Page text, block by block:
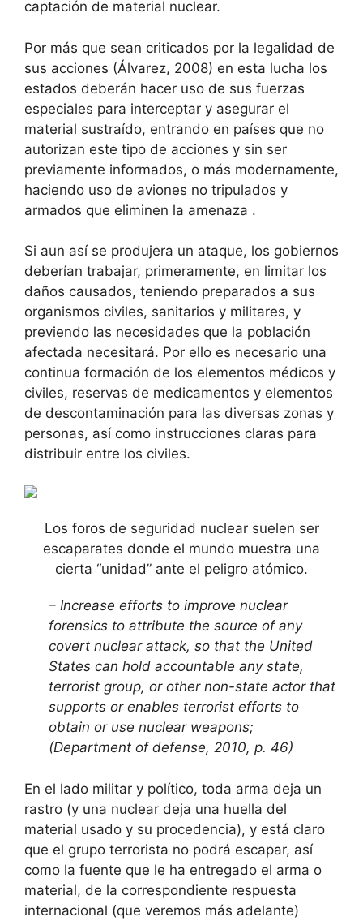
captación de material nuclear.
Por más que sean criticados por la legalidad de
sus acciones (Álvarez, 2008) en esta lucha los
estados deberán hacer uso de sus fuerzas
especiales para interceptar y asegurar el
material sustraído, entrando en países que no
autorizan este tipo de acciones y sin ser
previamente informados, o más modernamente,
haciendo uso de aviones no tripulados y
armados que eliminen la amenaza .
Si aun así se produjera un ataque, los gobiernos
deberían trabajar, primeramente, en limitar los
daños causados, teniendo preparados a sus
organismos civiles, sanitarios y militares, y
previendo las necesidades que la población
afectada necesitará. Por ello es necesario una
continua formación de los elementos médicos y
civiles, reservas de medicamentos y elementos
de descontaminación para las diversas zonas y
personas, así como instrucciones claras para
distribuir entre los civiles.
Los foros de seguridad nuclear suelen ser
escaparates donde el mundo muestra una
cierta “unidad” ante el peligro atómico.
– Increase efforts to improve nuclear
forensics to attribute the source of any
covert nuclear attack, so that the United
States can hold accountable any state,
terrorist group, or other non-state actor that
supports or enables terrorist efforts to
obtain or use nuclear weapons;
(Department of defense, 2010, p. 46)
En el lado militar y político, toda arma deja un
rastro (y una nuclear deja una huella del
material usado y su procedencia), y está claro
que el grupo terrorista no podrá escapar, así
como la fuente que le ha entregado el arma o
material, de la correspondiente respuesta
internacional (que veremos más adelante)